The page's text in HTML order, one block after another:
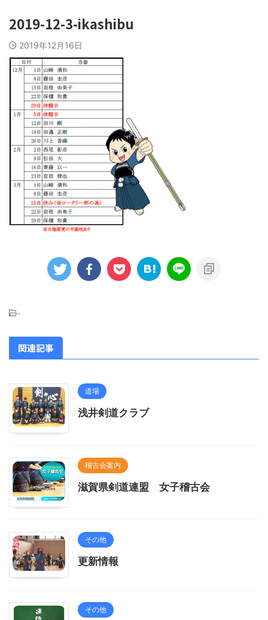
2019-12-3-ikashibu
2019年12月16日
-
関連記事
道場
浅井剣道クラブ
稽古会案内
滋賀県剣道連盟 女子稽古会
その他
更新情報
その他